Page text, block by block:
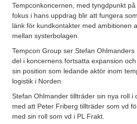
Tempconkoncernen, med tyngdpunkt
fokus i hans uppdrag blir att fungera
länk för kundkontakter med ambitionen
mellan systerbolagen.
Tempcon Group ser Stefan
del i koncernens fortsatta expansion
sin position som ledande aktör inom
logistik i Norden.
Stefan Ohlmander tillträder sin nya roll i
med att Peter Friberg tillträder som vd
med sin roll som vd i PL Frakt.